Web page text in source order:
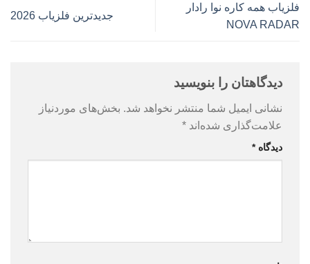
فلزیاب همه کاره نوا رادار
NOVA RADAR
جدیدترین فلزیاب 2026
دیدگاهتان را بنویسید
نشانی ایمیل شما منتشر نخواهد شد. بخش‌های موردنیاز
علامت‌گذاری شده‌اند *
دیدگاه*